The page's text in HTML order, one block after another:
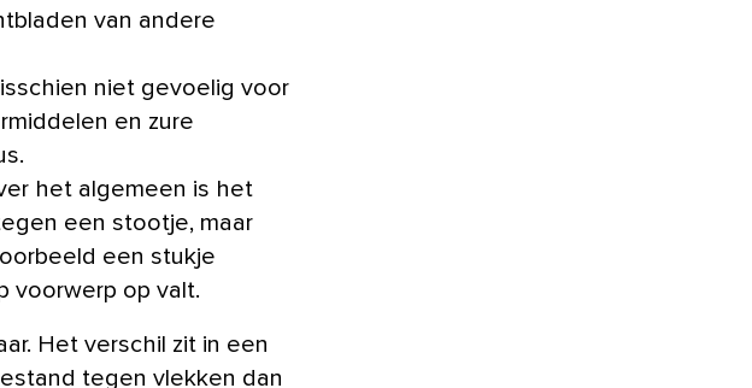
van andere
niet gevoelig voor
en zure
het algemeen is het
een stootje, maar
een stukje
voorwerp op valt.
Het verschil zit in een
tegen vlekken dan